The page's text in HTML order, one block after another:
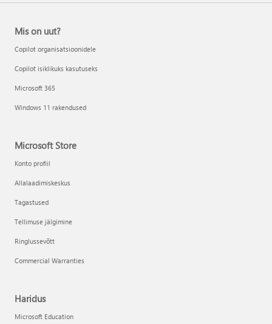
Mis on uut?
Copilot organisatsioonidele
Copilot isiklikuks kasutuseks
Microsoft 365
Windows 11 rakendused
Microsoft Store
Konto profiil
Allalaadimiskeskus
Tagastused
Tellimuse jälgimine
Ringlussevõtt
Commercial Warranties
Haridus
Microsoft Education